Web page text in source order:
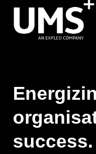
success.